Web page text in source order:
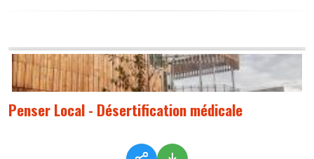
Penser Local - Désertification médicale